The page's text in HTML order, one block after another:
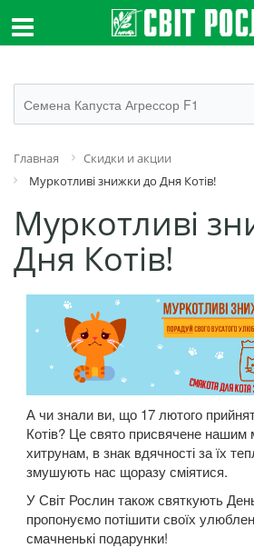
Главная
Скидки и акции
Муркотливі знижки до Дня Котів!
Муркотливі
Дня Котів!
А чи знали ви, що 17 лютого
Котів? Це свято присвячене нашим
хитрунам, в знак вдячності за їх
змушують нас щоразу сміятися.
У Світ Рослин також святкують
пропонуємо потішити своїх
смачненькі подарунки!